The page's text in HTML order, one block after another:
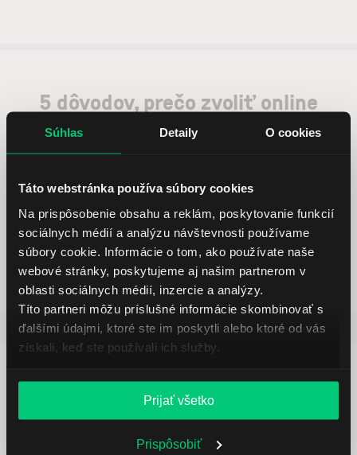
Súhlas Detaily O cookies
Táto webstránka používa súbory cookies
Na prispôsobenie obsahu a reklám, poskytovanie funkcií
sociálnych médií a analýzu návštevnosti používame
súbory cookie. Informácie o tom, ako používate naše
webové stránky, poskytujeme aj našim partnerom v
oblasti sociálnych médií, inzercie a analýzy.
Títo partneri môžu príslušné informácie skombinovať s
ďalšími údajmi, ktoré ste im poskytli alebo ktoré od vás
získali, keď ste používali ich služby.
Prijať všetko
Prispôsobiť
5 dôvodov, prečo zvoliť online
brokera LYNX
Profesionálna obchodná platforma
Obľúbené Dividendové stratégie pro 2026
Kontaktujte nás